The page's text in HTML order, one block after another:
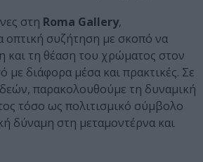
στη Roma Gallery,
οπτική συζήτηση με σκοπό να
και τη θέαση του χρώματος στον
με διάφορα μέσα και πρακτικές. Σε
παρακολουθούμε τη δυναμική
τόσο ως πολιτισμικό σύμβολο
δύναμη στη μεταμοντέρνα και